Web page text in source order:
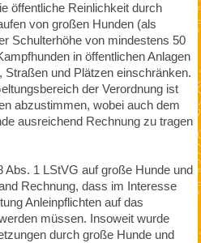
öffentliche Reinlichkeit durch
von großen Hunden (als
Schulterhöhe von mindestens 50
in öffentlichen Anlagen
Straßen und Plätzen einschränken.
der Verordnung ist
abzustimmen, wobei auch dem
ausreichend Rechnung zu tragen
Abs. 1 LStVG auf große Hunde und
Rechnung, dass im Interesse
Anleinpflichten auf das
müssen. Insoweit wurde
durch große Hunde und